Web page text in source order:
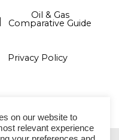
Oil & Gas
Comparative Guide
Privacy Policy
on our website to
relevant experience